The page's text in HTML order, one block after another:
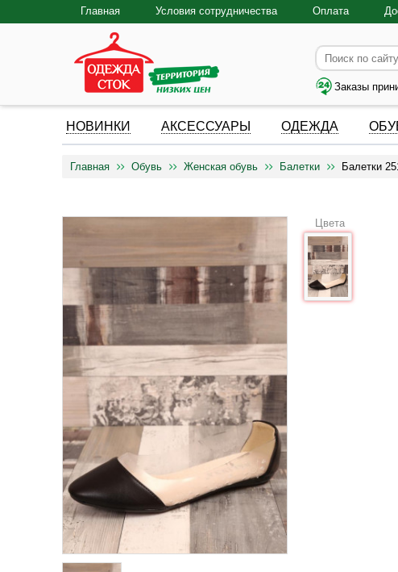
Главная Условия сотрудничества Оплата
Заказы
НОВИНКИ АКСЕССУАРЫ ОДЕЖДА
Главная Обувь Женская обувь Балетки Балетки
Цвета